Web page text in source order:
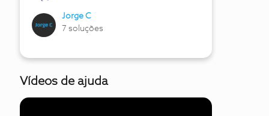
Jorge C
7 soluções
Vídeos de ajuda